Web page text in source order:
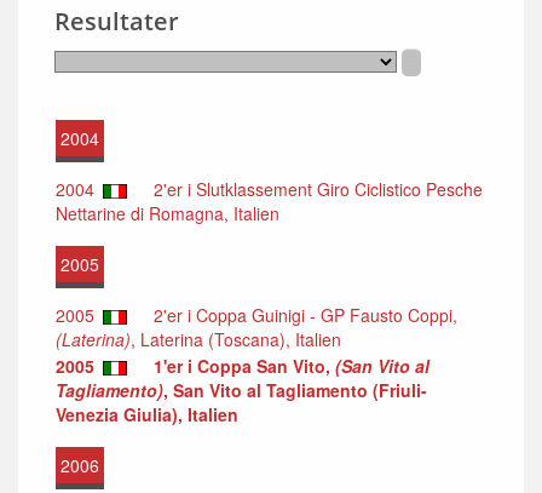
Resultater
2004
2004
2'er i Slutklassement Giro Ciclistico Pesche
Nettarine di Romagna, Italien
2005
2005
2'er i Coppa Guinigi - GP Fausto Coppi,
(Laterina), Laterina (Toscana), Italien
2005
1'er i Coppa San Vito, (San Vito al
Tagliamento), San Vito al Tagliamento (Friuli-
Venezia Giulia), Italien
2006